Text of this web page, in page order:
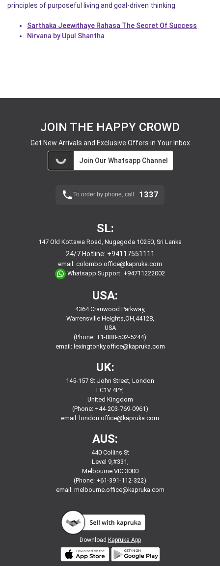
principles of purposeful living and goal-driven thinking.
Sarthaka Jeewithaye Rahasa The Secret Of Success
Nirvana by Upul Shantha
JOIN THE HAPPY CROWD
Get New Arrivals and Exclusive Offers in Your Inbox
Join Our Whatsapp Channel
To order by phone, call 1337
SL:
147 Old Kottawa Road, Nugegoda 10250, Sri Lanka
24/7 Hotline: +94117551111
email: colombo.office@kapruka.com
Whatsapp Support: +94711222002
USA:
4364 Cranwood Parkway,
Warrensville Heights,OH,44128,
USA
(Phone: +1-888-502-5244)
email: lexingtonky.office@kapruka.com
UK:
145-157 St John Street, London
EC1V 4PY,
United Kingdom
(Phone: +44-203-769-0961)
email: london.office@kapruka.com
AUS:
440 Collins St
Level 9,#331,
Melbourne VIC 3000
(Phone: +61-391-112-322)
email: melbourne.office@kapruka.com
Download Kapruka App